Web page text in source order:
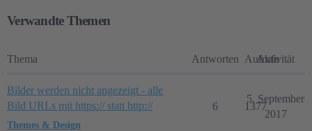
Verwandte Themen
Thema Antworten Aufrufe
Aktivität
Bilder werden nicht angezeigt - alle
Bild URLs mit https:// statt http://
Themes & Design
6 1377
5. September
2017